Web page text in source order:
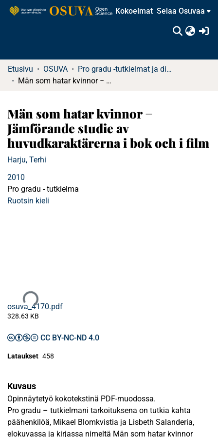
Kokoelmat Selaa Osuvaa
Etusivu OSUVA
Pro gradu -tutkielmat ja diplomityöt
Män som hatar kvinnor − Jämförande studie av huvudkaraktärerna i bok och i film
Män som hatar kvinnor −
Jämförande studie av
huvudkaraktärerna i bok och i film
Harju, Terhi
2010
Pro gradu - tutkielma
Ruotsin kieli
osuva_4170.pdf
328.63 KB
CC BY-NC-ND 4.0
Lataukset 458
Kuvaus
Opinnäytetyö kokotekstinä PDF-muodossa.
Pro gradu – tutkielmani tarkoituksena on tutkia kahta
päähenkilöä, Mikael Blomkvistia ja Lisbeth Salanderia,
elokuvassa ja kirjassa nimeltä Män som hatar kvinnor